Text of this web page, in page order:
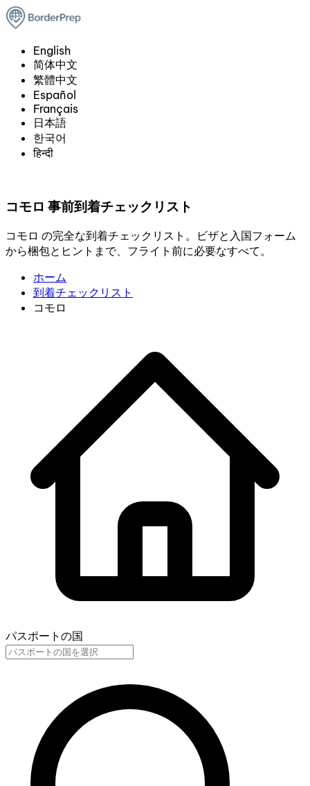
English
简体中文
繁體中文
Español
Français
日本語
한국어
हिन्दी
コモロ 事前到着チェックリスト
コモロ の完全な到着チェックリスト。ビザと入国フォーム
から梱包とヒントまで、フライト前に必要なすべて。
ホーム
到着チェックリスト
コモロ
パスポートの国